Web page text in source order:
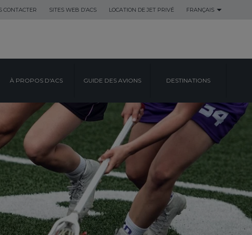
CONTACTER SITES WEB D’ACS LOCATION DE JET PRIVÉ FRANÇAIS
À PROPOS D'ACS GUIDE DES AVIONS DESTINATIONS